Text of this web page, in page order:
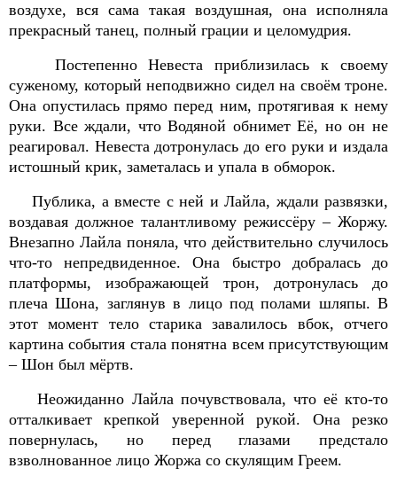
воздухе, вся сама такая воздушная, она исполняла
прекрасный танец, полный грации и целомудрия.
Постепенно Невеста приблизилась к своему
суженому, который неподвижно сидел на своём троне.
Она опустилась прямо перед ним, протягивая к нему
руки. Все ждали, что Водяной обнимет Её, но он не
реагировал. Невеста дотронулась до его руки и издала
истошный крик, заметалась и упала в обморок.
Публика, а вместе с ней и Лайла, ждали развязки,
воздавая должное талантливому режиссёру – Жоржу.
Внезапно Лайла поняла, что действительно случилось
что-то непредвиденное. Она быстро добралась до
платформы, изображающей трон, дотронулась до
плеча Шона, заглянув в лицо под полами шляпы. В
этот момент тело старика завалилось вбок, отчего
картина события стала понятна всем присутствующим
– Шон был мёртв.
Неожиданно Лайла почувствовала, что её кто-то
отталкивает крепкой уверенной рукой. Она резко
повернулась, но перед глазами предстало
взволнованное лицо Жоржа со скулящим Греем.